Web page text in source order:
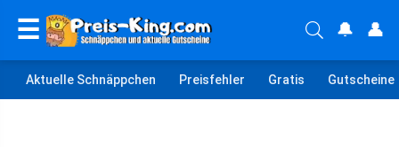
☰ 🔔 👤
Aktuelle Schnäppchen Preisfehler Gratis Gutscheine